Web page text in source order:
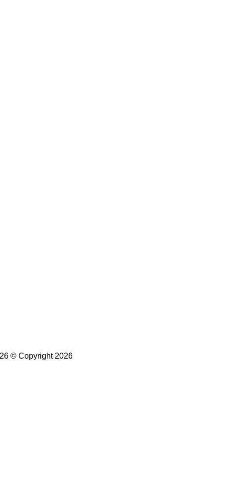
© Copyright 2026